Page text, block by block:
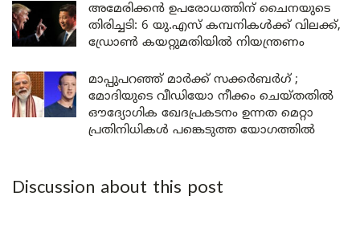
അമേരിക്കൻ ഉപരോധത്തിന് ചൈനയുടെ
തിരിച്ചടി: 6 യു.എസ് കമ്പനികൾക്ക് വിലക്ക്,
ഡ്രോൺ കയറ്റുമതിയിൽ നിയന്ത്രണം
മാപ്പുപറഞ്ഞ് മാർക്ക് സക്കർബർഗ് ;
മോദിയുടെ വീഡിയോ നീക്കം ചെയ്തതിൽ
ഔദ്യോഗിക ഖേദപ്രകടനം ഉന്നത മെറ്റാ
പ്രതിനിധികൾ പങ്കെടുത്ത യോഗത്തിൽ
Discussion about this post